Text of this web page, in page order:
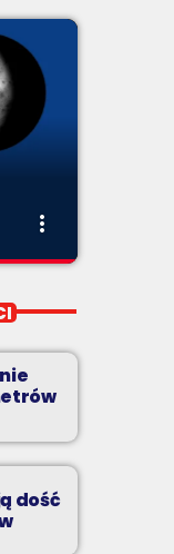
more_vert
dość